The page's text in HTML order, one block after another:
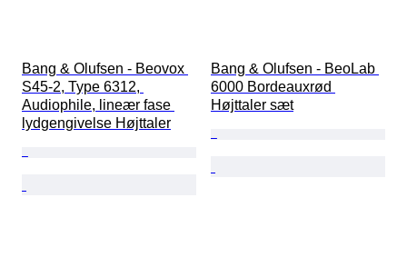
Bang & Olufsen - Beovox
S45-2, Type 6312,
Audiophile, lineær fase
lydgengivelse Højttaler
Bang & Olufsen - BeoLab
6000 Bordeauxrød
Højttaler sæt